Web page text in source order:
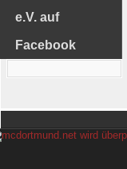
e.V. auf
Facebook